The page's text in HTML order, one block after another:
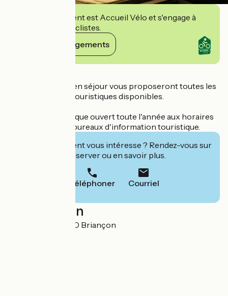
Cet établissement est Accueil Vélo et s'engage à
accueillir des cyclistes.
Voir ses engagements
Nos conseillères en séjour vous proposeront toutes les
documentations touristiques disponibles.
Accueil téléphonique ouvert toute l'année aux horaires
d'ouvertures des bureaux d'information touristique.
Cet établissement vous intéresse ? Rendez-vous sur
leur site pour réserver ou en savoir plus.
Téléphoner Courriel
Localisation
Cité Vauban 05100 Briançon